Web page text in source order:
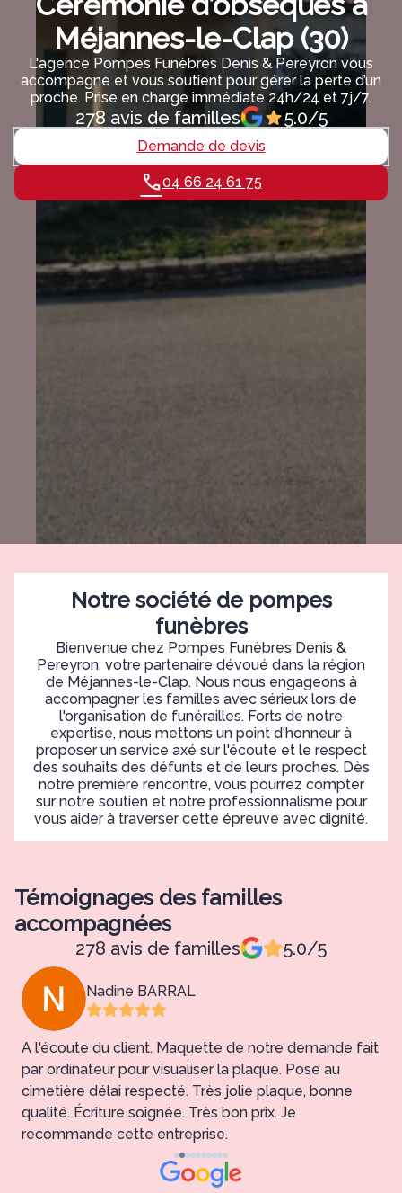
Méjannes-le-Clap (30)
L'agence Pompes Funèbres Denis & Pereyron vous
accompagne et vous soutient pour gérer la perte d’un
proche. Prise en charge immédiate 24h/24 et 7j/7.
278 avis de familles 5.0/5
Demande de devis
04 66 24 61 75
Notre société de pompes
funèbres
Bienvenue chez Pompes Funèbres Denis &
Pereyron, votre partenaire dévoué dans la région
de Méjannes-le-Clap. Nous nous engageons à
accompagner les familles avec sérieux lors de
l'organisation de funérailles. Forts de notre
expertise, nous mettons un point d'honneur à
proposer un service axé sur l'écoute et le respect
des souhaits des défunts et de leurs proches. Dès
notre première rencontre, vous pourrez compter
sur notre soutien et notre professionnalisme pour
vous aider à traverser cette épreuve avec dignité.
Témoignages des familles
accompagnées
278 avis de familles 5.0/5
Nadine BARRAL
A l'écoute du client. Maquette de notre demande fait
par ordinateur pour visualiser la plaque. Pose au
cimetière délai respecté. Très jolie plaque, bonne
qualité. Écriture soignée. Très bon prix. Je
recommande cette entreprise.